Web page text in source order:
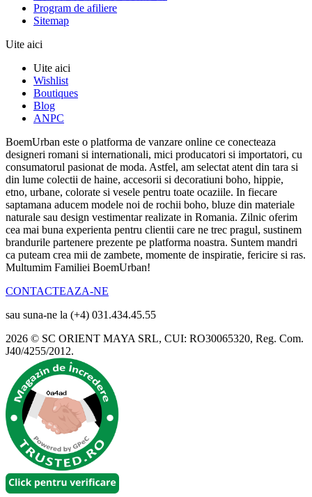
Program de afiliere
Sitemap
Uite aici
Uite aici
Wishlist
Boutiques
Blog
ANPC
BoemUrban este o platforma de vanzare online ce conecteaza
designeri romani si internationali, mici producatori si importatori, cu
consumatorul pasionat de moda. Astfel, am selectat atent din tara si
din lume colectii de haine, accesorii si decoratiuni boho, hippie,
etno, urbane, colorate si vesele pentru toate ocaziile. In fiecare
saptamana aducem modele noi de rochii boho, bluze din materiale
naturale sau design vestimentar realizate in Romania. Zilnic oferim
cea mai buna experienta pentru clientii care ne trec pragul, sustinem
brandurile partenere prezente pe platforma noastra. Suntem mandri
ca puteam crea mii de zambete, momente de inspiratie, fericire si ras.
Multumim Familiei BoemUrban!
CONTACTEAZA-NE
sau suna-ne la (+4) 031.434.45.55
2026 © SC ORIENT MAYA SRL, CUI: RO30065320, Reg. Com.
J40/4255/2012.